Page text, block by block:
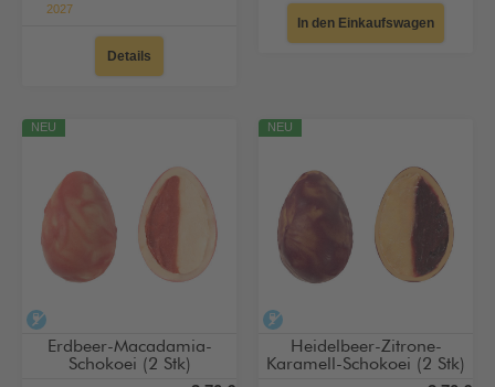
2027
Details
In den Einkaufswagen
NEU
Erdbeer-Macadamia-
Schokoei (2 Stk)
NEU
Heidelbeer-Zitrone-
Karamell-Schokoei (2 Stk)